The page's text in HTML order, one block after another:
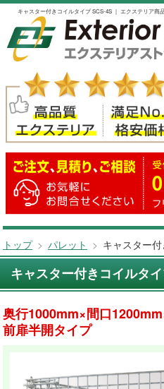
キャスター付きコイルタイプ SCS-4S ｜ エクステリア
トップ > パレット > キャスター
キャスター付きコイルタ
奥行1000mm×間口
前扉半開タイプ